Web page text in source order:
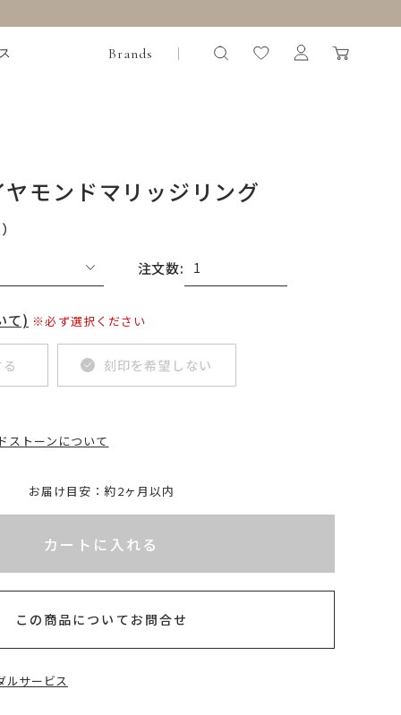
Brands
モンドマリッジリング
注文数:
て) ※必ず選択ください
刻印を希望しない
ストーンについて
お届け目安：約2ヶ月以内
カートに入れる
この商品についてお問合せ
ルサービス